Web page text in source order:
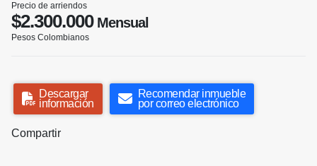
Precio de arriendos
$2.300.000Mensual
Pesos Colombianos
Descargar
información
Recomendar inmueble
por correo electrónico
Compartir